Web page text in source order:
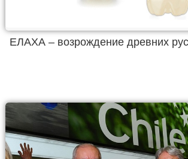
ЕЛАХА – возрождение древних